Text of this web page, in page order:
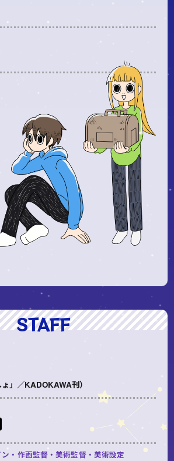
STAFF
ょ」／KADOKAWA刊）
・作画監督・美術監督・美術設定